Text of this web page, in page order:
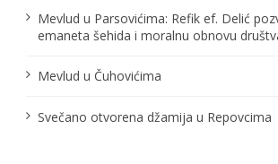
a
k
a
Mevlud u Parsovićima: Refik ef. Delić
emaneta šehida i moralnu obnovu
Mevlud u Čuhovićima
Svečano otvorena džamija u Repovcima